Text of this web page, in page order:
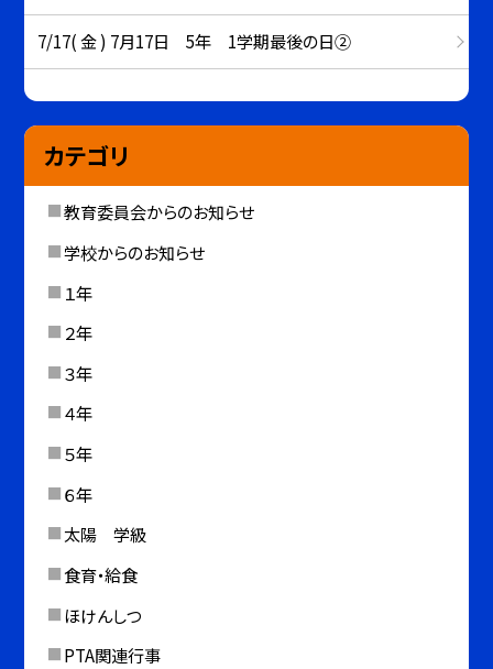
7/17( 金 ) 7月17日 5年 1学期最後の日②
カテゴリ
教育委員会からのお知らせ
学校からのお知らせ
１年
２年
３年
４年
５年
６年
太陽 学級
食育・給食
ほけんしつ
PTA関連行事